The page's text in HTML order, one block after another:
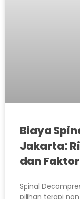
Biaya
Jakarta:
dan
Spinal
pilihan terapi